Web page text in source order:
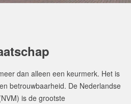
dan alleen een keurmerk. Het is
betrouwbaarheid. De Nederlandse
is de grootste